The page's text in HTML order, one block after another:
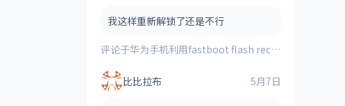
我这样重新解锁了还是不行
评论于华为手机利用fastboot flash recovery_ramdisk **.img刷入的第三方recovery时提示“FAILED(remote:image verification error)”的解决方法
比比拉布 5月7日